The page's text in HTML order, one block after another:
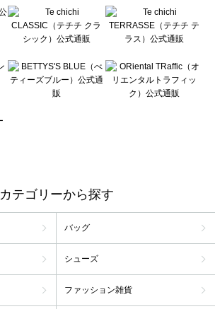
カテゴリーから探す
バッグ
シューズ
ファッション雑貨